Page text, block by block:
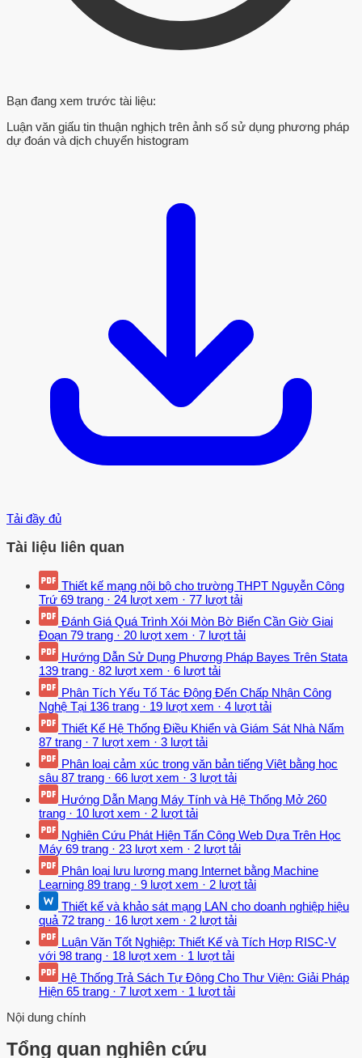
Bạn đang xem trước tài liệu:
Luận văn giấu tin thuận nghịch trên ảnh số sử dụng phương pháp
dự đoán và dịch chuyển histogram
Tải đầy đủ
Tài liệu liên quan
Thiết kế mạng nội bộ cho trường THPT Nguyễn Công
Trứ 69 trang · 24 lượt xem · 77 lượt tải
Đánh Giá Quá Trình Xói Mòn Bờ Biển Cần Giờ Giai
Đoạn 79 trang · 20 lượt xem · 7 lượt tải
Hướng Dẫn Sử Dụng Phương Pháp Bayes Trên Stata
139 trang · 82 lượt xem · 6 lượt tải
Phân Tích Yếu Tố Tác Động Đến Chấp Nhận Công
Nghệ Tại 136 trang · 19 lượt xem · 4 lượt tải
Thiết Kế Hệ Thống Điều Khiển và Giám Sát Nhà Nấm
87 trang · 7 lượt xem · 3 lượt tải
Phân loại cảm xúc trong văn bản tiếng Việt bằng học
sâu 87 trang · 66 lượt xem · 3 lượt tải
Hướng Dẫn Mạng Máy Tính và Hệ Thống Mở 260
trang · 10 lượt xem · 2 lượt tải
Nghiên Cứu Phát Hiện Tấn Công Web Dựa Trên Học
Máy 69 trang · 23 lượt xem · 2 lượt tải
Phân loại lưu lượng mạng Internet bằng Machine
Learning 89 trang · 9 lượt xem · 2 lượt tải
Thiết kế và khảo sát mạng LAN cho doanh nghiệp hiệu
quả 72 trang · 16 lượt xem · 2 lượt tải
Luận Văn Tốt Nghiệp: Thiết Kế và Tích Hợp RISC-V
với 98 trang · 18 lượt xem · 1 lượt tải
Hệ Thống Trả Sách Tự Động Cho Thư Viện: Giải Pháp
Hiện 65 trang · 7 lượt xem · 1 lượt tải
Nội dung chính
Tổng quan nghiên cứu